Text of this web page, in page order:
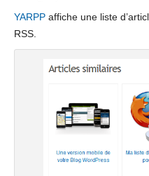
YARPP affiche une liste
RSS.